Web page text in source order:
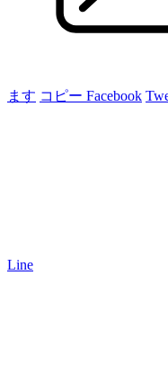
ます コピー Facebook
Line